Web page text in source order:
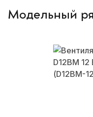
Модельный